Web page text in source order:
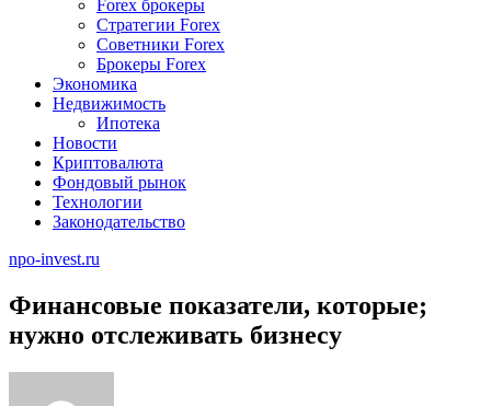
Forex брокеры
Стратегии Forex
Советники Forex
Брокеры Forex
Экономика
Недвижимость
Ипотека
Новости
Криптовалюта
Фондовый рынок
Технологии
Законодательство
npo-invest.ru
Финансовые показатели, которые;
нужно отслеживать бизнесу